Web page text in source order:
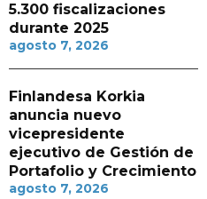
5.300 fiscalizaciones
durante 2025
agosto 7, 2026
Finlandesa Korkia
anuncia nuevo
vicepresidente
ejecutivo de Gestión de
Portafolio y Crecimiento
agosto 7, 2026